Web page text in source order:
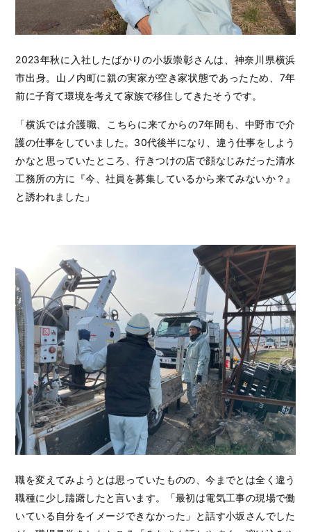
2023年秋に入社したばかりの小坂崇彰さんは、神奈川県横浜
市出身。山ノ内町に親の実家が空き家状態であったため、7年
前に子育て環境を考えて家族で移住してきたそうです。
「横浜では介護職、こちらに来てからの7年間も、中野市で介
護の仕事をしていました。30代後半になり、違う仕事をしよう
かなと思っていたところ、行きつけの店で顔なじみだった清水
工務所の方に『今、社員を募集しているから来てみないか？』
と誘われました」
職を変えてみようとは思っていたものの、今までとは全く違う
職種に少し躊躇したと言います。「最初は電気工事の現場で働
いている自分をイメージできなかった」と話す小坂さんでした